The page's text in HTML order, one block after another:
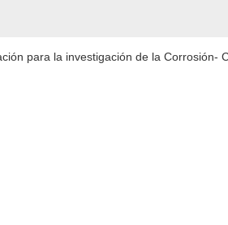
para la investigación de la Corrosión-